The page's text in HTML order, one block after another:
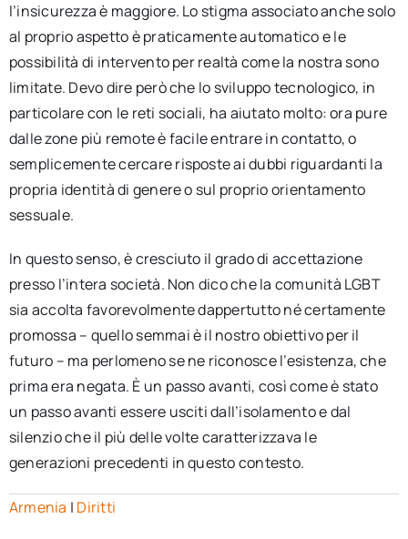
l’insicurezza è maggiore. Lo stigma associato anche solo
al proprio aspetto è praticamente automatico e le
possibilità di intervento per realtà come la nostra sono
limitate. Devo dire però che lo sviluppo tecnologico, in
particolare con le reti sociali, ha aiutato molto: ora pure
dalle zone più remote è facile entrare in contatto, o
semplicemente cercare risposte ai dubbi riguardanti la
propria identità di genere o sul proprio orientamento
sessuale.
In questo senso, è cresciuto il grado di accettazione
presso l’intera società. Non dico che la comunità LGBT
sia accolta favorevolmente dappertutto né certamente
promossa – quello semmai è il nostro obiettivo per il
futuro – ma perlomeno se ne riconosce l’esistenza, che
prima era negata. È un passo avanti, così come è stato
un passo avanti essere usciti dall’isolamento e dal
silenzio che il più delle volte caratterizzava le
generazioni precedenti in questo contesto.
Armenia | Diritti